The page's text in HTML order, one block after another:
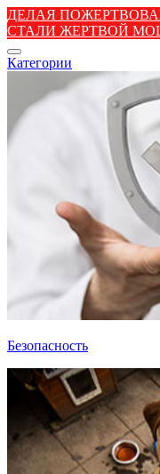
ДЕЛАЯ
СТАЛИ ЖЕРТВОЙ
Категории
Безопасность